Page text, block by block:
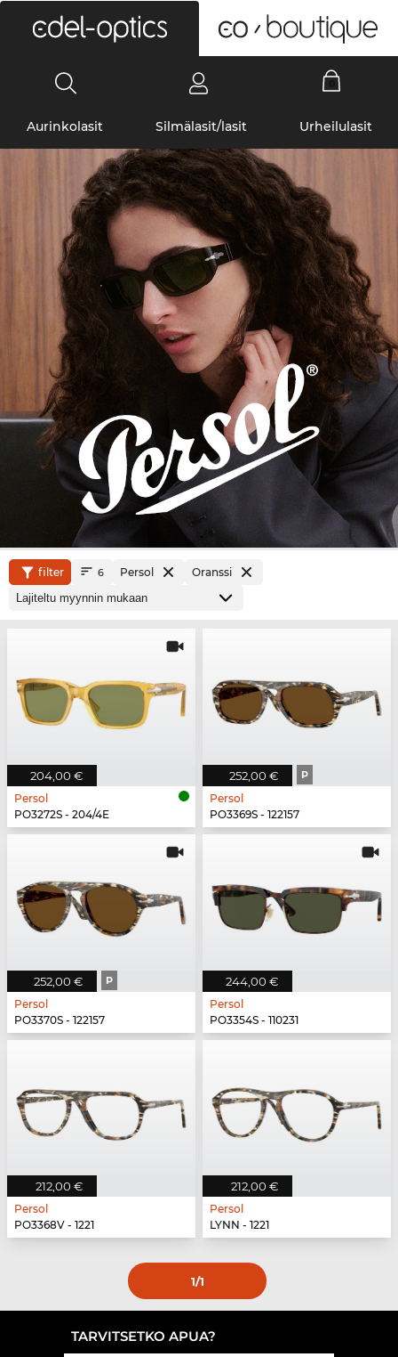
Aurinkolasit Silmälasit/lasit Urheilulasit
filter 6 Persol Oranssi
204,00 €
Persol
PO3272S - 204/4E
252,00 € P
Persol
PO3369S - 122157
252,00 € P
Persol
PO3370S - 122157
244,00 €
Persol
PO3354S - 110231
212,00 €
Persol
PO3368V - 1221
212,00 €
Persol
LYNN - 1221
1/1
TARVITSETKO APUA?